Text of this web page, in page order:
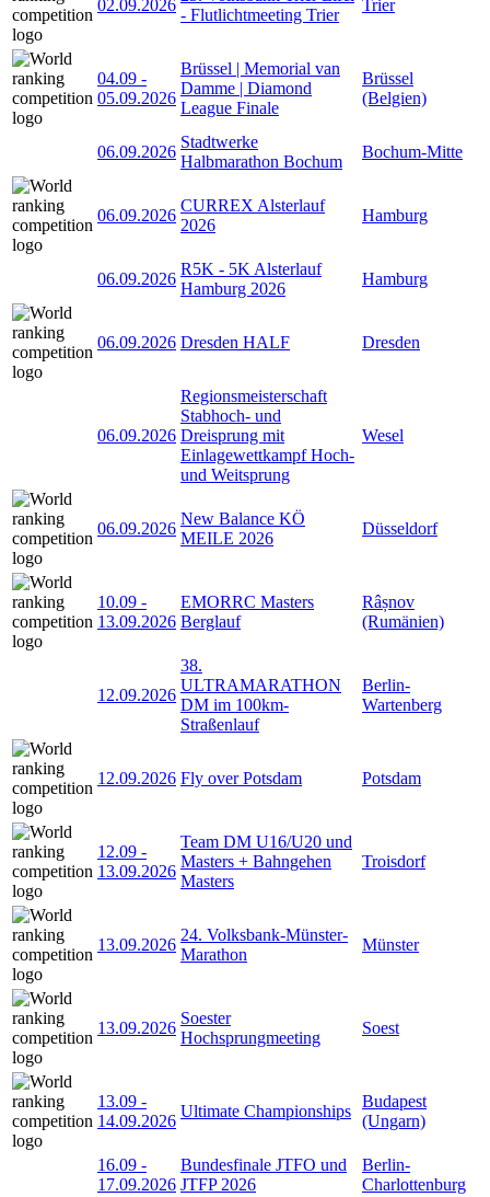
02.09.2026
- Flutlichtmeeting Trier
Trier
04.09 -
05.09.2026
Brüssel | Memorial van
Damme | Diamond
League Finale
Brüssel
(Belgien)
06.09.2026
Stadtwerke
Halbmarathon Bochum
Bochum-Mitte
06.09.2026
CURREX Alsterlauf
2026
Hamburg
06.09.2026
R5K - 5K Alsterlauf
Hamburg 2026
Hamburg
06.09.2026 Dresden HALF Dresden
06.09.2026
Regionsmeisterschaft
Stabhoch- und
Dreisprung mit
Einlagewettkampf Hoch-
und Weitsprung
Wesel
06.09.2026
New Balance KÖ
MEILE 2026
Düsseldorf
10.09 -
13.09.2026
EMORRC Masters
Berglauf
Râșnov
(Rumänien)
12.09.2026
38.
ULTRAMARATHON
DM im 100km-
Straßenlauf
Berlin-
Wartenberg
12.09.2026 Fly over Potsdam Potsdam
12.09 -
13.09.2026
Team DM U16/U20 und
Masters + Bahngehen
Masters
Troisdorf
13.09.2026
24. Volksbank-Münster-
Marathon
Münster
13.09.2026
Soester
Hochsprungmeeting
Soest
13.09 -
14.09.2026
Ultimate Championships
Budapest
(Ungarn)
16.09 -
17.09.2026
Bundesfinale JTFO und
JTFP 2026
Berlin-
Charlottenburg